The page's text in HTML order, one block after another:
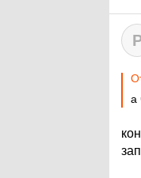
а